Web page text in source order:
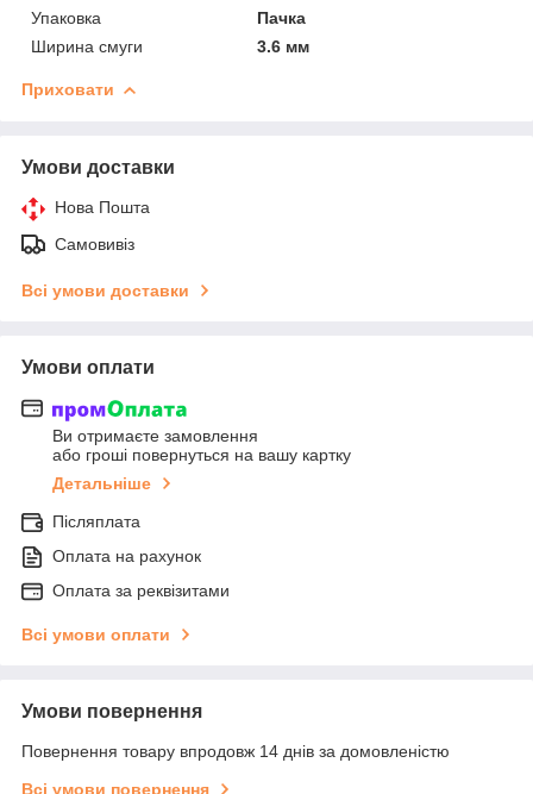
Упаковка
Пачка
Ширина смуги
3.6 мм
Приховати
Умови доставки
Нова Пошта
Самовивіз
Всі умови доставки
Умови оплати
Ви отримаєте замовлення
або гроші повернуться на вашу картку
Детальніше
Післяплата
Оплата на рахунок
Оплата за реквізитами
Всі умови оплати
Умови повернення
Повернення товару впродовж 14 днів за домовленістю
Всі умови повернення